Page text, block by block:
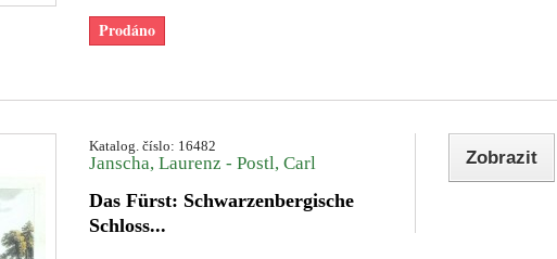
Prodáno
Katalog. číslo: 16482
Janscha, Laurenz - Postl, Carl
Das Fürst: Schwarzenbergische
Schloss...
Zobrazit